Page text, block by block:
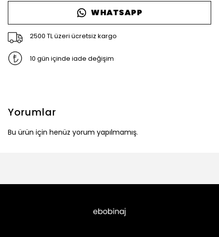
WHATSAPP
2500 TL üzeri ücretsiz kargo
10 gün içinde iade değişim
Yorumlar
Bu ürün için henüz yorum yapılmamış.